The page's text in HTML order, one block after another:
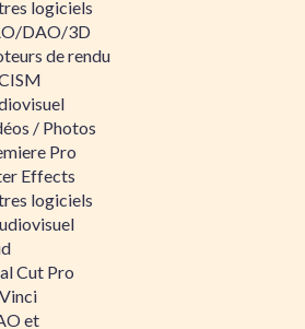
logiciels
DAO/3D
de rendu
/ Photos
Pro
Effects
logiciels
Cut Pro
et